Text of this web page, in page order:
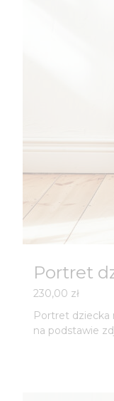
Portret
230,00 zł
Portret dziecka
na podstawie